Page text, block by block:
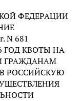
ФЕДЕРАЦИИ
N 681
ГОД КВОТЫ НА
ГРАЖДАНАМ
РОССИЙСКУЮ